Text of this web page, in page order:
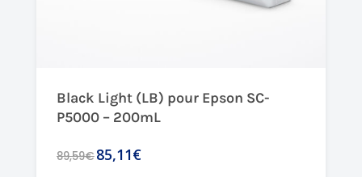
Black Light (LB) pour Epson SC-
P5000 – 200mL
89,59€85,11€